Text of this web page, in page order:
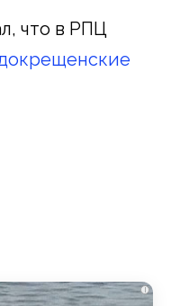
что в РПЦ
i